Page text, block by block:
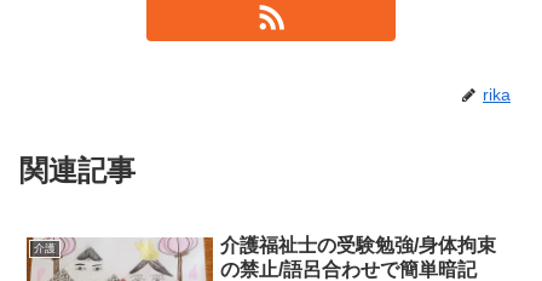
rika
関連記事
介護
介護福祉士の受験勉強/身体拘束
の禁止/語呂合わせで簡単暗記